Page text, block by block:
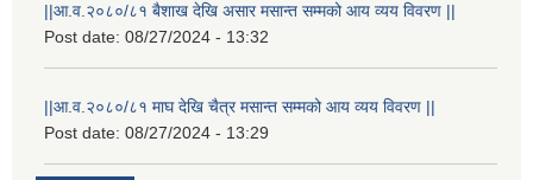
||आ.व.२०८०/८१ बैशाख देखि असार मसान्त सम्मको आय व्यय विवरण ||
Post date: 08/27/2024 - 13:32
||आ.व.२०८०/८१ माघ देखि चैत्र मसान्त सम्मको आय व्यय विवरण ||
Post date: 08/27/2024 - 13:29